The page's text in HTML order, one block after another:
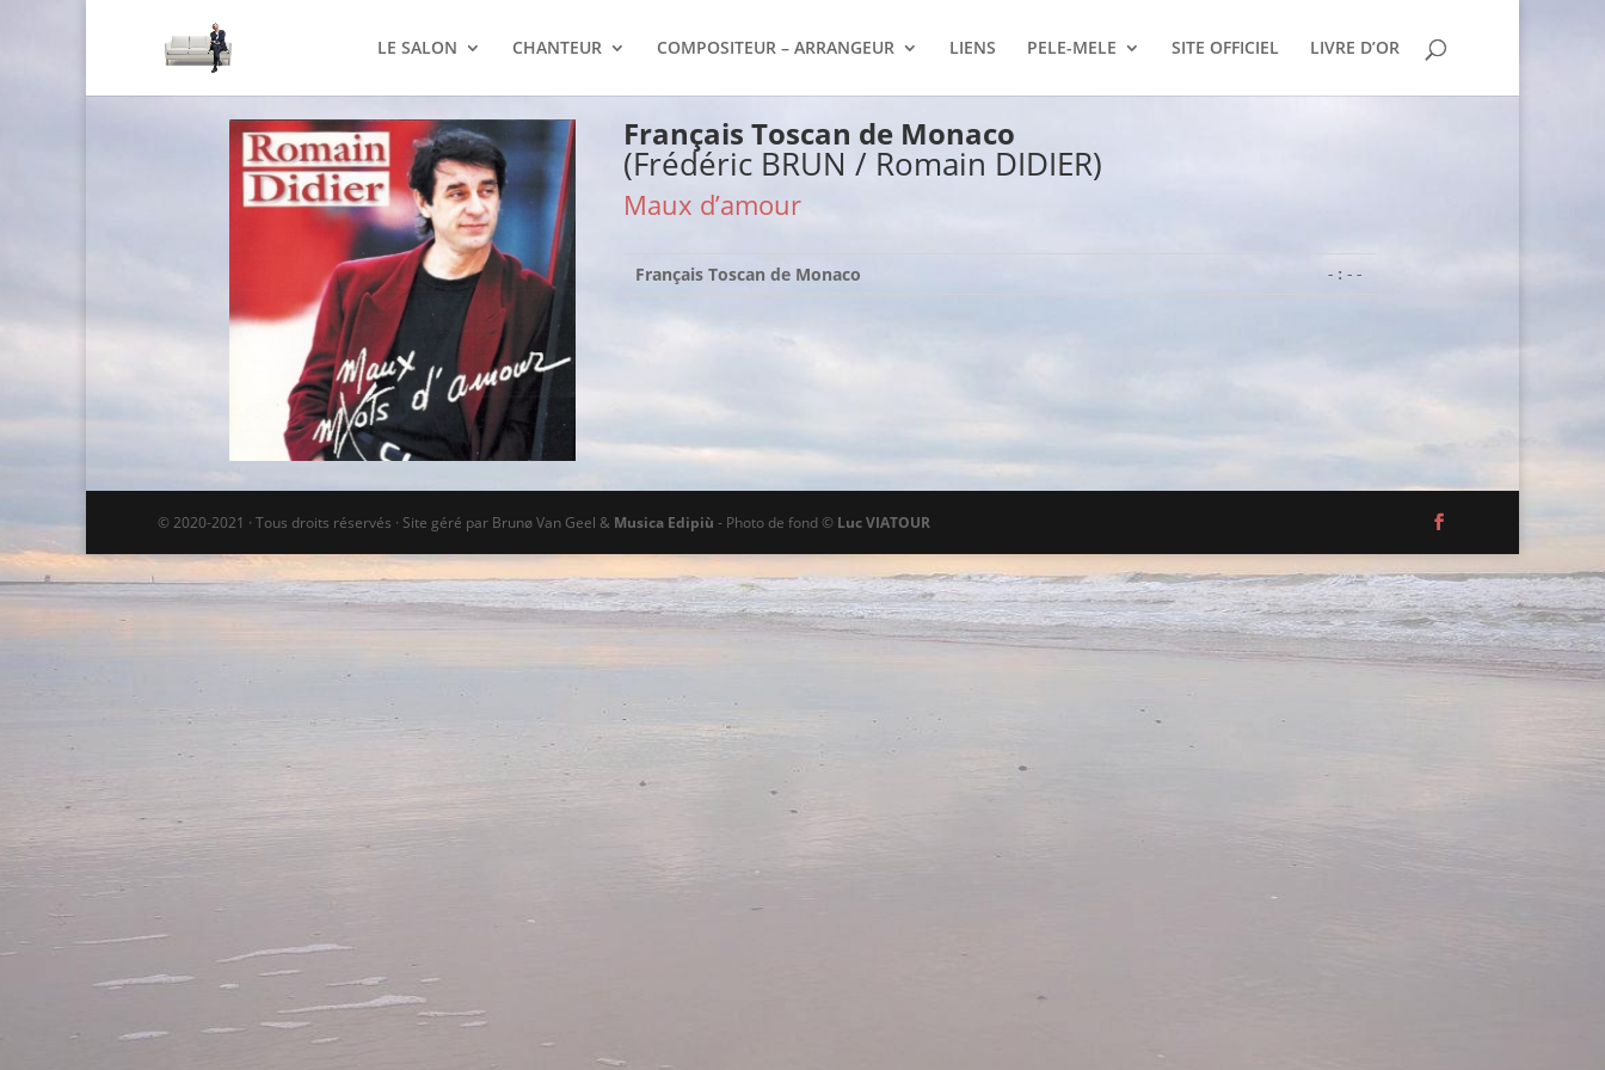
LE SALON CHANTEUR COMPOSITEUR – ARRANGEUR LIENS PELE-MELE SITE OFFICIEL LIVRE D’OR
Français Toscan de Monaco
(Frédéric BRUN / Romain DIDIER)
Maux d’amour
Français Toscan de Monaco -:--
© 2020-2021 · Tous droits réservés · Site géré par Brunø Van Geel & Musica Edipiù - Photo de fond © Luc VIATOUR